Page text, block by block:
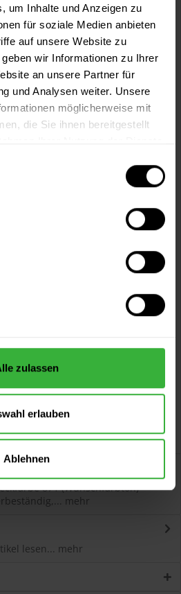
um Inhalte und Anzeigen zu
für soziale Medien anbieten
auf unsere Website zu
wir Informationen zu Ihrer
an unsere Partner für
und Analysen weiter. Unsere
möglicherweise mit
die Sie ihnen bereitgestellt
zulassen
erlauben
Ablehnen
In den Warenkorb
größere Menge kaufen
48h*
unter040 60 77 65 23
871 (Wunschfarbton)
mehr
lesen... mehr